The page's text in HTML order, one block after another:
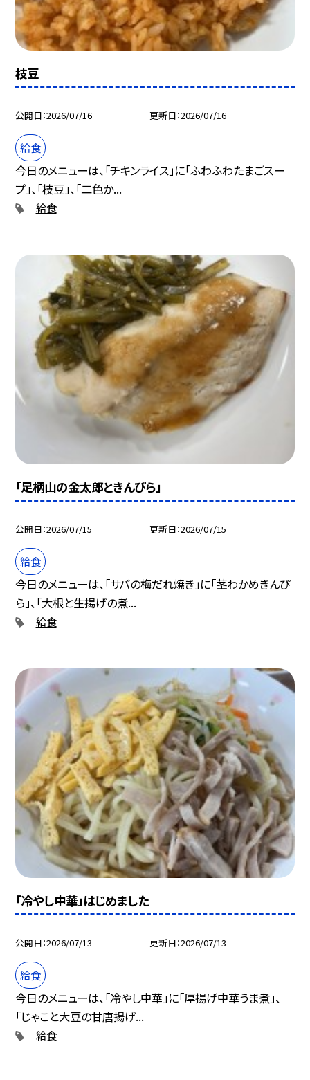
枝豆
公開日 2026/07/16 更新日 2026/07/16
給食
今日のメニューは、「チキンライス」に「ふわふわたまごスー
プ」、「枝豆」、「二色か...
給食
「足柄山の金太郎ときんぴら」
公開日 2026/07/15 更新日 2026/07/15
給食
今日のメニューは、「サバの梅だれ焼き」に「茎わかめきんぴ
ら」、「大根と生揚げの煮...
給食
「冷やし中華」はじめました
公開日 2026/07/13 更新日 2026/07/13
給食
今日のメニューは、「冷やし中華」に「厚揚げ中華うま煮」、
「じゃこと大豆の甘唐揚げ...
給食